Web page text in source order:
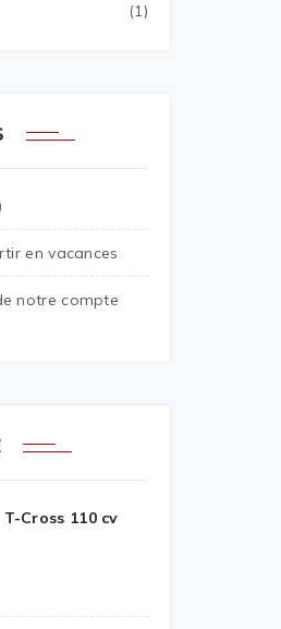
(1)
en vacances
notre compte
T-Cross 110 cv